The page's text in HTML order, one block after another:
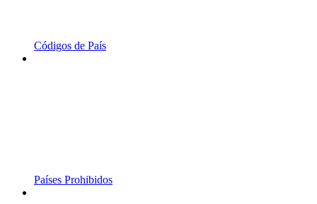
Códigos de País
Países Prohibidos